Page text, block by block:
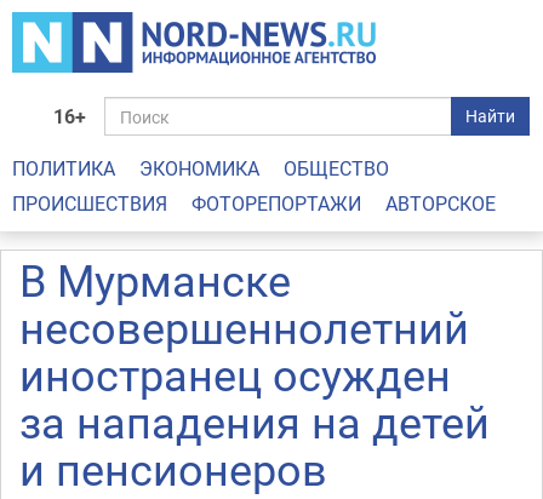
16+ Найти
ПОЛИТИКА ЭКОНОМИКА
ОБЩЕСТВО
ПРОИСШЕСТВИЯ
ФОТОРЕПОРТАЖИ АВТОРСКОЕ
В Мурманске
несовершеннолетний
иностранец осужден
за нападения на детей
и пенсионеров